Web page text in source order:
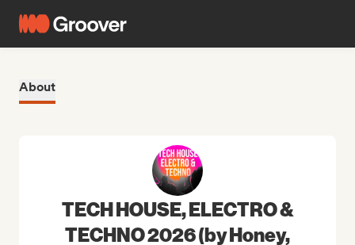
About
TECH HOUSE, ELECTRO &
TECHNO 2026 (by Honey,